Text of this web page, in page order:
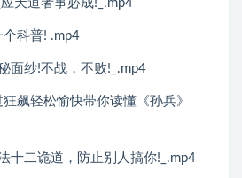
天道者事必成!_.mp4
科普! .mp4
面纱!不战，不败!_.mp4
飙轻松愉快带你读懂《孙兵》
十二诡道，防止别人搞你!_.mp4